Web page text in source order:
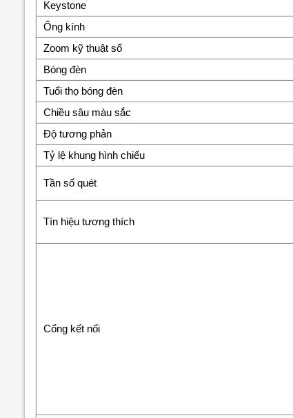
Keystone
Ống kính
Zoom kỹ thuật số
Bóng đèn
Tuổi thọ bóng đèn
Chiều sâu màu sắc
Độ tương phản
Tỷ lệ khung hình chiếu
Tần số quét
Tín hiệu tương thích
Cổng kết nối